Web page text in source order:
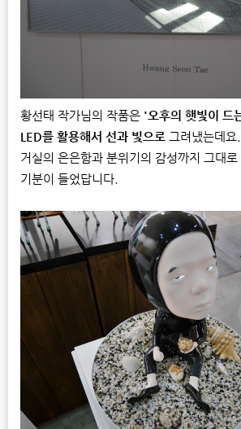
황선태 작가님의 작품은 '오후의 햇빛이 드
LED를 활용해서 선과 빛으로 그려냈는데
거실의 은은함과 분위기의 감성까지 그대
기분이 들었답니다.